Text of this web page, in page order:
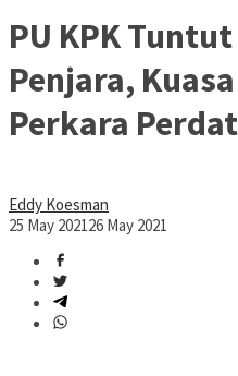
PU KPK
Penjara,
Perkara
Eddy Koesman
25 May 202126 May 2021